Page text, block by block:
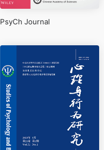
PsyCh Journal